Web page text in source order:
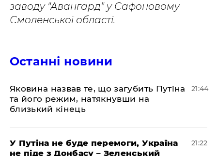
заводу "Авангард" у Сафоновому
Смоленської області.
Останні новини
Яковина назвав те, що загубить Путіна
та його режим, натякнувши на
близький кінець
21:44
У Путіна не буде перемоги, Україна
не піде з Донбасу – Зеленський
21:22